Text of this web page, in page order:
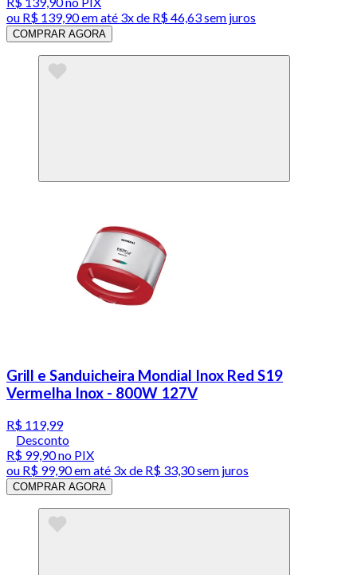
ou R$ 139,90em até 3x de R$ 46,63 sem juros
COMPRAR AGORA
Grill e Sanduicheira Mondial Inox Red S19
Vermelha Inox - 800W 127V
R$ 119,99
Desconto
R$ 99,90no PIX
ou R$ 99,90em até 3x de R$ 33,30 sem juros
COMPRAR AGORA